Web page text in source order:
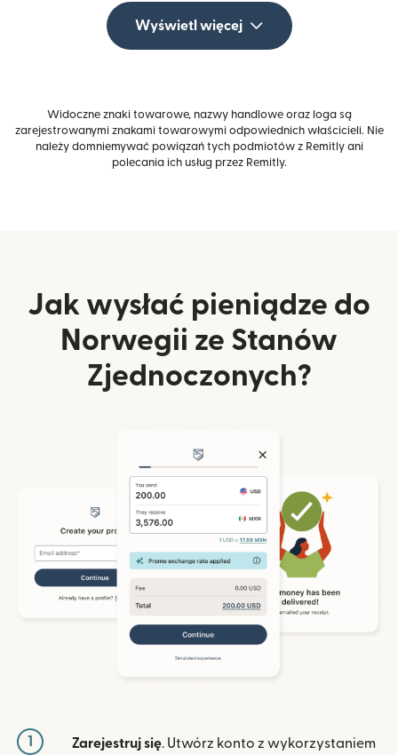
Wyświetl więcej
Widoczne znaki towarowe, nazwy handlowe oraz loga są
zarejestrowanymi znakami towarowymi odpowiednich właścicieli. Nie
należy domniemywać powiązań tych podmiotów z Remitly ani
polecania ich usług przez Remitly.
Jak wysłać pieniądze do
Norwegii ze Stanów
Zjednoczonych?
1 Zarejestruj się. Utwórz konto z wykorzystaniem